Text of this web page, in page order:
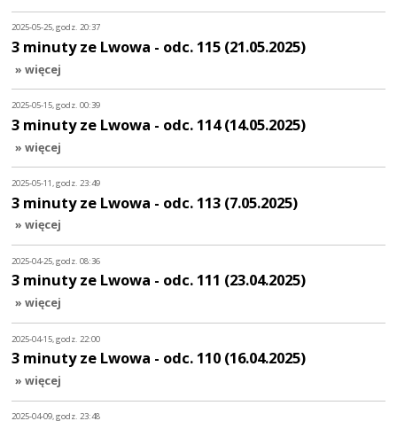
2025-05-25, godz. 20:37
3 minuty ze Lwowa - odc. 115 (21.05.2025)
» więcej
2025-05-15, godz. 00:39
3 minuty ze Lwowa - odc. 114 (14.05.2025)
» więcej
2025-05-11, godz. 23:49
3 minuty ze Lwowa - odc. 113 (7.05.2025)
» więcej
2025-04-25, godz. 08:36
3 minuty ze Lwowa - odc. 111 (23.04.2025)
» więcej
2025-04-15, godz. 22:00
3 minuty ze Lwowa - odc. 110 (16.04.2025)
» więcej
2025-04-09, godz. 23:48